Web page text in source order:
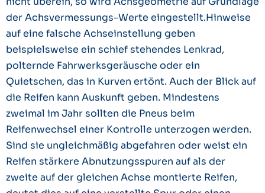
der Achsvermessungs-Werte eingestellt.Hinweise
auf eine falsche Achseinstellung geben
beispielsweise ein schief stehendes Lenkrad,
polternde Fahrwerksgeräusche oder ein
Quietschen, das in Kurven ertönt. Auch der Blick auf
die Reifen kann Auskunft geben. Mindestens
zweimal im Jahr sollten die Pneus beim
Reifenwechsel einer Kontrolle unterzogen werden.
Sind sie ungleichmäßig abgefahren oder weist ein
Reifen stärkere Abnutzungsspuren auf als der
zweite auf der gleichen Achse montierte Reifen,